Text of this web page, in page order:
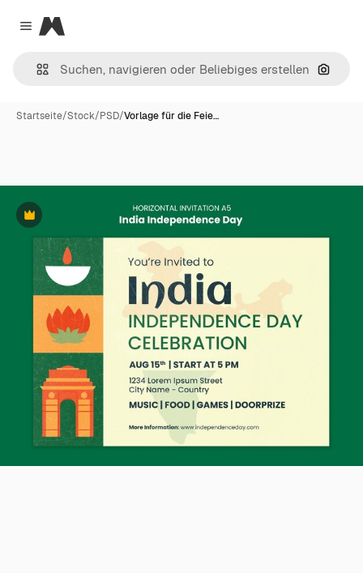
Close menu
Magnific
Nach
Startseite/Stock/PSD/Vorlage für die Feie…
Premium